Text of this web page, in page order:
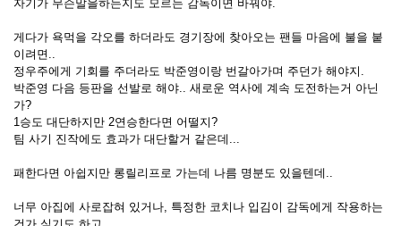
자기가 무슨말을하는지도 모르는 감독이면 바꿔야.
게다가 욕먹을 각오를 하더라도 경기장에 찾아오는 팬들 마음에 불을 붙
이려면..
정우주에게 기회를 주더라도 박준영이랑 번갈아가며 주던가 해야지.
박준영 다음 등판을 선발로 해야.. 새로운 역사에 계속 도전하는거 아닌
가?
1승도 대단하지만 2연승한다면 어떨지?
팀 사기 진작에도 효과가 대단할거 같은데...
패한다면 아쉽지만 롱릴리프로 가는데 나름 명분도 있을텐데..
너무 아집에 사로잡혀 있거나, 특정한 코치나 입김이 감독에게 작용하는